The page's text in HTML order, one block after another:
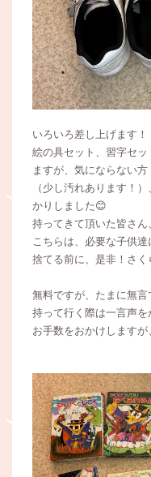
いろいろ差し上げます！
絵の具セット、習字セ
ますが、気にならない
（少し汚れあります！
かりしました😊
持ってきて頂いた皆さん
こちらは、必要な子供
捨てる前に、是非！さく
無料ですが、たまに無言
持って行く際は一言声を
お手数をおかけしますが